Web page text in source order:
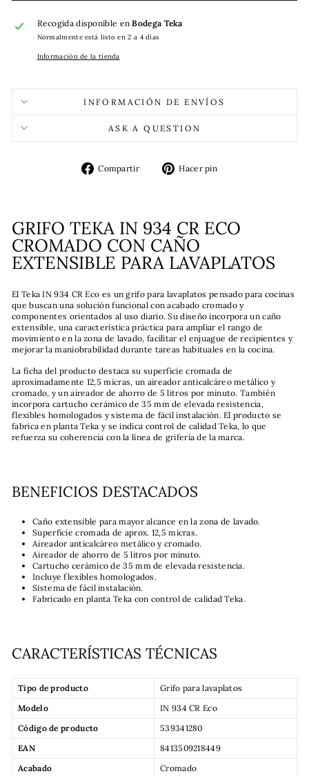
Recogida disponible enBodega Teka
Normalmente está listo en 2 a 4 días
Información de la tienda
INFORMACIÓN DE ENVÍOS
ASK A QUESTION
Compartir
CompartirHacer pin
GRIFO TEKA IN 934 CR ECO
CROMADO CON CAÑO
EXTENSIBLE PARA LAVAPLATOS
El Teka IN 934 CR Eco es un grifo para lavaplatos pensado para cocinas
que buscan una solución funcional con acabado cromado y
componentes orientados al uso diario. Su diseño incorpora un caño
extensible, una característica práctica para ampliar el rango de
movimiento en la zona de lavado, facilitar el enjuague de recipientes y
mejorar la maniobrabilidad durante tareas habituales en la cocina.
La ficha del producto destaca su superficie cromada de
aproximadamente 12,5 micras, un aireador anticalcáreo metálico y
cromado, y un aireador de ahorro de 5 litros por minuto. También
incorpora cartucho cerámico de 35 mm de elevada resistencia,
flexibles homologados y sistema de fácil instalación. El producto se
fabrica en planta Teka y se indica control de calidad Teka, lo que
refuerza su coherencia con la línea de grifería de la marca.
BENEFICIOS DESTACADOS
Caño extensible para mayor alcance en la zona de lavado.
Superficie cromada de aprox. 12,5 micras.
Aireador anticalcáreo metálico y cromado.
Aireador de ahorro de 5 litros por minuto.
Cartucho cerámico de 35 mm de elevada resistencia.
Incluye flexibles homologados.
Sistema de fácil instalación.
Fabricado en planta Teka con control de calidad Teka.
CARACTERÍSTICAS TÉCNICAS
Tipo de producto
Grifo para lavaplatos
Modelo
IN 934 CR Eco
Código de producto
539341280
EAN
8413509218449
Acabado
Cromado